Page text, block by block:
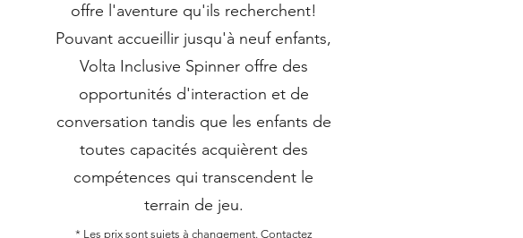
offre l'aventure qu'ils recherchent!
Pouvant accueillir jusqu'à neuf enfants,
Volta Inclusive Spinner offre des
opportunités d'interaction et de
conversation tandis que les enfants de
toutes capacités acquièrent des
compétences qui transcendent le
terrain de jeu.
* Les prix sont sujets à changement. Contactez